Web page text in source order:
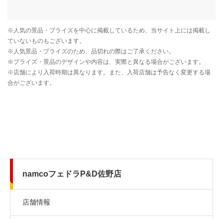
namcoフェドラP&D佐野店
店舗情報